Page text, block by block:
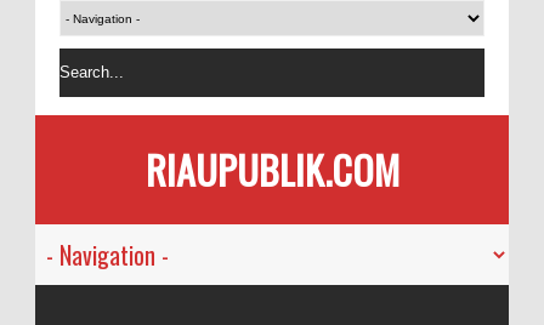
RIAUPUBLIK.COM